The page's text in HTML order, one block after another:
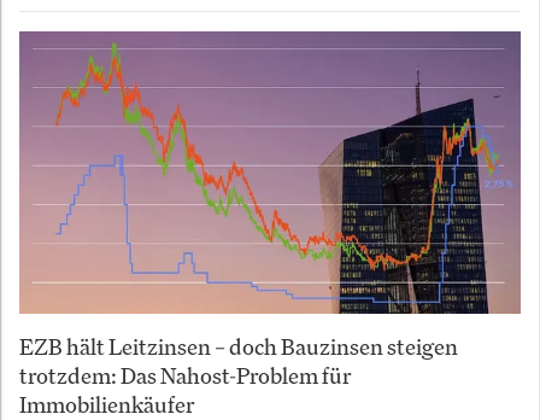
EZB hält Leitzinsen – doch Bauzinsen steigen
trotzdem: Das Nahost-Problem für
Immobilienkäufer